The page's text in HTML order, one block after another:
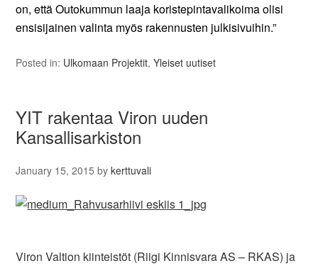
on, että Outokummun laaja koristepintavalikoima olisi
ensisijainen valinta myös rakennusten julkisivuihin.”
Posted in: Ulkomaan Projektit,Yleiset uutiset
YIT rakentaa Viron uuden
Kansallisarkiston
January 15, 2015 bykerttuvali
Viron Valtion kiinteistöt (Riigi Kinnisvara AS – RKAS) ja